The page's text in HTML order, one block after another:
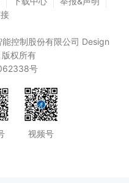
控制股份有限公司 Design
权所有
号
视频号